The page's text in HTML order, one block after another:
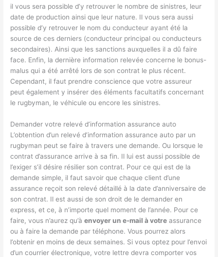
il vous sera possible d’y retrouver le nombre de sinistres, leur
date de production ainsi que leur nature. Il vous sera aussi
possible d’y retrouver le nom du conducteur ayant été la
source de ces derniers (conducteur principal ou conducteurs
secondaires). Ainsi que les sanctions auxquelles il a dû faire
face. Enfin, la dernière information relevée concerne le bonus-
malus qui a été arrêté lors de son contrat le plus récent.
Cependant, il faut prendre conscience que votre assureur
peut également y insérer des éléments facultatifs concernant
le rugbyman, le véhicule ou encore les sinistres.
Demander votre relevé d’information assurance auto
L’obtention d’un relevé d’information assurance auto par un
rugbyman peut se faire à travers une demande. Ou lorsque le
contrat d’assurance arrive à sa fin. Il lui est aussi possible de
l’exiger s’il désire résilier son contrat. Pour ce qui est de la
demande simple, il faut savoir que chaque client d’une
assurance reçoit son relevé détaillé à la date d’anniversaire de
son contrat. Il est aussi de son droit de le demander en
express, et ce, à n’importe quel moment de l’année. Pour ce
faire, vous n’aurez qu’àenvoyer un e-mail à votre assurance
ou à faire la demande par téléphone. Vous pourrez alors
l’obtenir en moins de deux semaines. Si vous optez pour l’envoi
d’un courrier électronique, votre lettre devra comporter vos